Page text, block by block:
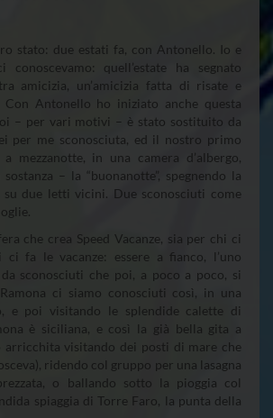
stato: due estati fa, con Antonello. Io e
quell’estate ha segnato
amicizia, un’amicizia fatta di risate e
Con Antonello ho iniziato anche questa
– per vari motivi – è stato sostituito da
per me sconosciuta, ed il nostro primo
mezzanotte, in una camera d’albergo,
– la “buonanotte”, spegnendo la
su due letti vicini. Due sconosciuti come
che crea Speed Vacanze, sia per chi ci
fa le vacanze: essere a fianco, l’uno
sconosciuti che poi, a poco a poco, si
ci siamo conosciuti così, in una
e poi visitando le splendide calette di
è siciliana, e così la già bella gita a
arricchita visitando dei posti di mare che
ridendo col gruppo per una lasagna
o ballando sotto la pioggia col
spiaggia di Torre Faro, la punta della